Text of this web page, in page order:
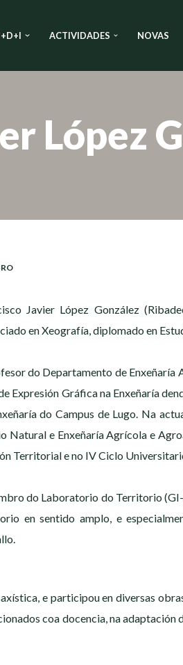
ACTIVIDADES NOVAS
López
Javier López González
en Xeografía, diplomado en
do Departamento de Enxeñaría
Expresión Gráfica na Enxeñaría
do Campus de Lugo. Na
Natural e Enxeñaría Agrícola e
Territorial e no IV Ciclo
do Laboratorio do Territorio
en sentido amplo, e
e participou en diversas
coa docencia, na adaptación